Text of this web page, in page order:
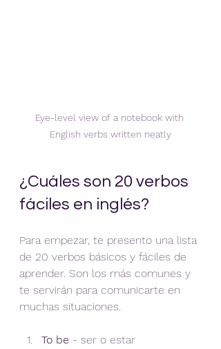
Eye-level view of a notebook with
English verbs written neatly
¿Cuáles son 20 verbos
fáciles en inglés?
Para empezar, te presento una lista
de 20 verbos básicos y fáciles de
aprender. Son los más comunes y
te servirán para comunicarte en
muchas situaciones.
To be - ser o estar